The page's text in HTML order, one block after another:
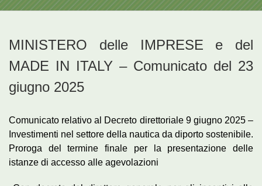
MINISTERO delle IMPRESE e del
MADE IN ITALY – Comunicato del 23
giugno 2025
Comunicato relativo al Decreto direttoriale 9 giugno 2025 –
Investimenti nel settore della nautica da diporto sostenibile.
Proroga del termine finale per la presentazione delle
istanze di accesso alle agevolazioni